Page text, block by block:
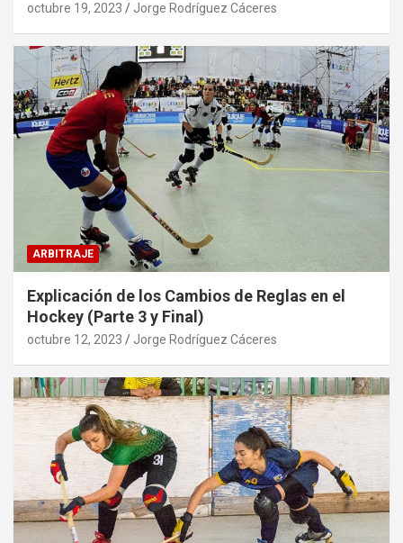
octubre 19, 2023 Jorge Rodríguez Cáceres
ARBITRAJE
Explicación de los Cambios de Reglas en el
Hockey (Parte 3 y Final)
octubre 12, 2023 Jorge Rodríguez Cáceres